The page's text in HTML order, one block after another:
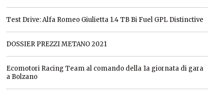
Test Drive: Alfa Romeo Giulietta 1.4 TB Bi Fuel GPL Distinctive
DOSSIER PREZZI METANO 2021
Ecomotori Racing Team al comando della 1a giornata di gara
a Bolzano